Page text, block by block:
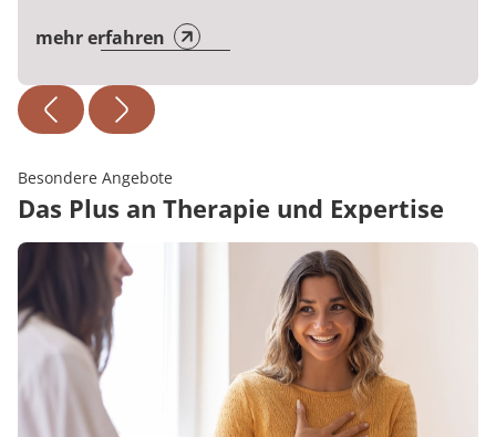
mehr erfahren
Besondere Angebote
Das Plus an Therapie und Expertise